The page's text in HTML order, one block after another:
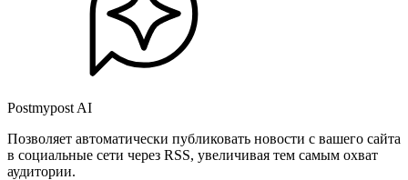
Postmypost AI
Позволяет автоматически публиковать новости с вашего сайта
в социальные сети через RSS, увеличивая тем самым охват
аудитории.